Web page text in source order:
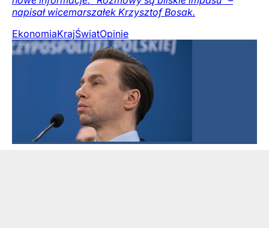
napisał wicemarszałek Krzysztof Bosak.
EkonomiaKrajŚwiatOpinie